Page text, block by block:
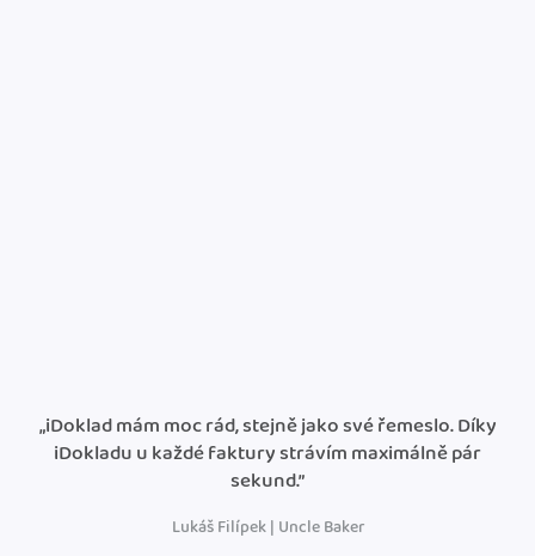
„iDoklad mám moc rád, stejně jako své řemeslo. Díky
iDokladu u každé faktury strávím maximálně pár
sekund.”
Lukáš Filípek | Uncle Baker